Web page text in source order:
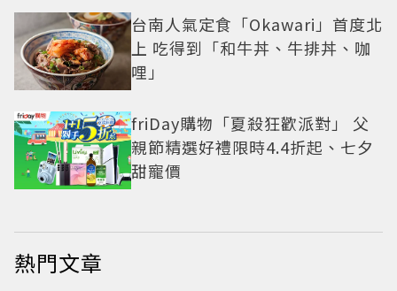
台南人氣定食「Okawari」首度北
上 吃得到「和牛丼、牛排丼、咖
哩」
friDay購物「夏殺狂歡派對」 父
親節精選好禮限時4.4折起、七夕
甜寵價
熱門文章